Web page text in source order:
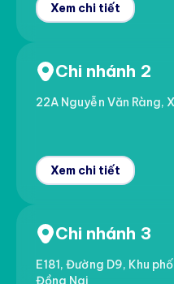
Xem chi tiết
Chi nhánh 2
22A Nguyễn Văn Ràng,
Xem chi tiết
Chi nhánh 3
E181, Đường D9, Khu
Đồng Nai